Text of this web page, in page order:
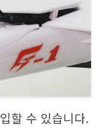
할 수 있습니다.